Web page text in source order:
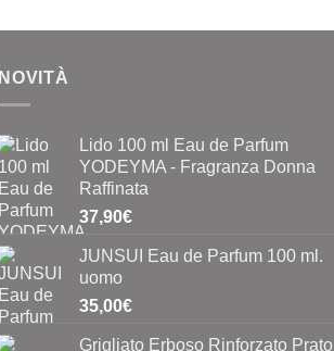
NOVITÀ
Lido 100 ml Eau de Parfum
YODEYMA - Fragranza Donna
Raffinata
37,90€
JUNSUI Eau de Parfum 100 ml.
uomo
35,00€
Grigliato Erboso Rinforzato Prato